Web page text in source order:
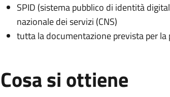
SPID (sistema pubblico di identità
nazionale dei servizi (CNS)
tutta la documentazione prevista per la
Cosa si ottiene